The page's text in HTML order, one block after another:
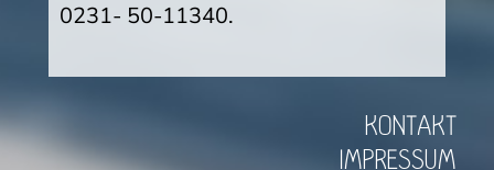
0231- 50-11340.
KONTAKT
IMPRESSUM